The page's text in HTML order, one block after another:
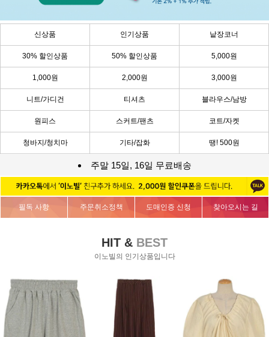
신상품 인기상품 낱장코너
30% 할인상품 50% 할인상품 5,000원
1,000원 2,000원 3,000원
니트/가디건 티셔츠 블라우스/남방
원피스 스커트/팬츠 코트/자켓
청바지/청치마 기타/잡화 땡! 500원
주말 15일, 16일 무료배송
필독 사항 주문취소정책 도매인증 신청 찾아오시는 길
HIT & BEST
이노빌의 인기상품입니다